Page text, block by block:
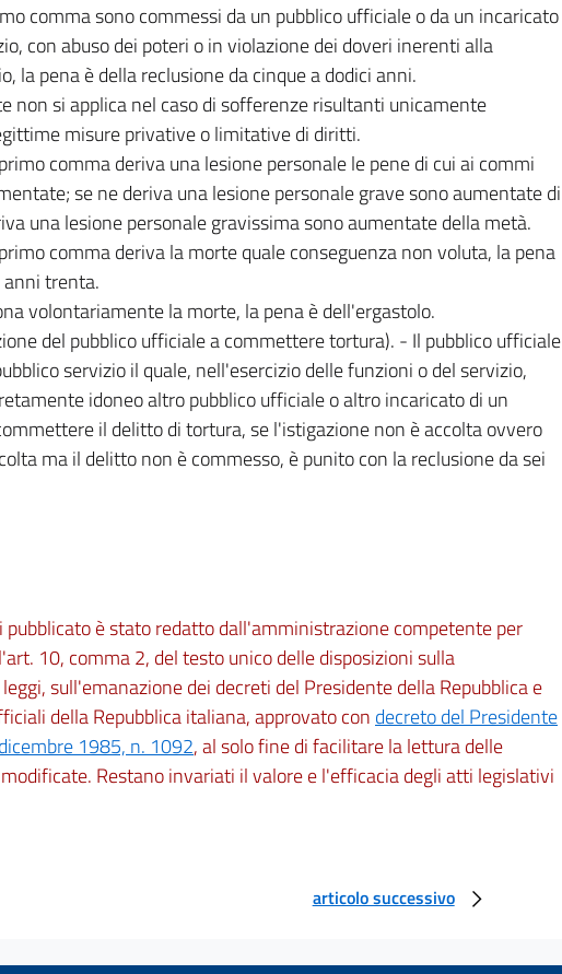
comma sono commessi da un pubblico ufficiale o da un incaricato
con abuso dei poteri o in violazione dei doveri inerenti alla
la pena è della reclusione da cinque a dodici anni.
non si applica nel caso di sofferenze risultanti unicamente
misure privative o limitative di diritti.
comma deriva una lesione personale le pene di cui ai commi
se ne deriva una lesione personale grave sono aumentate di
una lesione personale gravissima sono aumentate della metà.
comma deriva la morte quale conseguenza non voluta, la pena
anni trenta.
volontariamente la morte, la pena è dell'ergastolo.
del pubblico ufficiale a commettere tortura). - Il pubblico ufficiale
servizio il quale, nell'esercizio delle funzioni o del servizio,
idoneo altro pubblico ufficiale o altro incaricato di un
il delitto di tortura, se l'istigazione non è accolta ovvero
ma il delitto non è commesso, è punito con la reclusione da sei
pubblicato è stato redatto dall'amministrazione competente per
10, comma 2, del testo unico delle disposizioni sulla
sull'emanazione dei decreti del Presidente della Repubblica e
della Repubblica italiana, approvato con decreto del Presidente
1985, n. 1092, al solo fine di facilitare la lettura delle
Restano invariati il valore e l'efficacia degli atti legislativi
articolo successivo